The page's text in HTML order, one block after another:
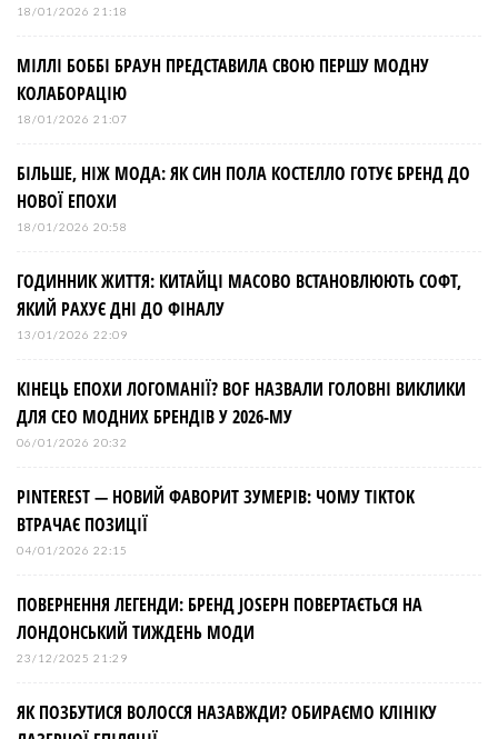
18/01/2026 21:18
МІЛЛІ БОББІ БРАУН ПРЕДСТАВИЛА СВОЮ ПЕРШУ МОДНУ
КОЛАБОРАЦІЮ
18/01/2026 21:07
БІЛЬШЕ, НІЖ МОДА: ЯК СИН ПОЛА КОСТЕЛЛО ГОТУЄ БРЕНД ДО
НОВОЇ ЕПОХИ
18/01/2026 20:58
ГОДИННИК ЖИТТЯ: КИТАЙЦІ МАСОВО ВСТАНОВЛЮЮТЬ СОФТ,
ЯКИЙ РАХУЄ ДНІ ДО ФІНАЛУ
13/01/2026 22:09
КІНЕЦЬ ЕПОХИ ЛОГОМАНІЇ? BOF НАЗВАЛИ ГОЛОВНІ ВИКЛИКИ
ДЛЯ СЕО МОДНИХ БРЕНДІВ У 2026-МУ
06/01/2026 20:32
PINTEREST — НОВИЙ ФАВОРИТ ЗУМЕРІВ: ЧОМУ TIKTOK
ВТРАЧАЄ ПОЗИЦІЇ
04/01/2026 22:15
ПОВЕРНЕННЯ ЛЕГЕНДИ: БРЕНД JOSEPH ПОВЕРТАЄТЬСЯ НА
ЛОНДОНСЬКИЙ ТИЖДЕНЬ МОДИ
23/12/2025 21:29
ЯК ПОЗБУТИСЯ ВОЛОССЯ НАЗАВЖДИ? ОБИРАЄМО КЛІНІКУ